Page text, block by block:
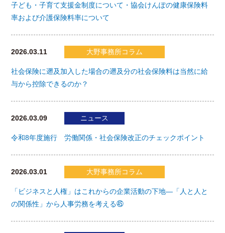
子ども・子育て支援金制度について・協会けんぽの健康保険料
率および介護保険料率について
2026.03.11 大野事務所コラム
社会保険に遡及加入した場合の遡及分の社会保険料は当然に給
与から控除できるのか？
2026.03.09 ニュース
令和8年度施行 労働関係・社会保険改正のチェックポイント
2026.03.01 大野事務所コラム
「ビジネスと人権」はこれからの企業活動の下地―「人と人と
の関係性」から人事労務を考える㊺